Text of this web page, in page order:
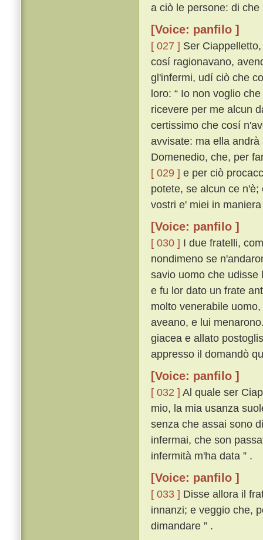
a ciò le persone: di
[Voice: panfilo ]
[ 027 ] Ser
cosí ragionavano,
gl'infermi, udí ciò che
loro: “ Io non voglio
ricevere per me alcun
certissimo che cosí
avvisate: ma ella
Domenedio, che, per
[ 029 ] e per ciò
potete, se alcun ce
vostri e' miei in
[Voice: panfilo ]
[ 030 ] I due fratelli,
nondimeno se
savio uomo che udisse
e fu lor dato un frate
molto venerabile
aveano, e lui
giacea e allato
appresso il domandò
[Voice: panfilo ]
[ 032 ] Al quale ser
mio, la mia usanza
senza che assai sono
infermai, che son
infermità m'ha data ” .
[Voice: panfilo ]
[ 033 ] Disse allora il
innanzi; e veggio che,
dimandare ” .